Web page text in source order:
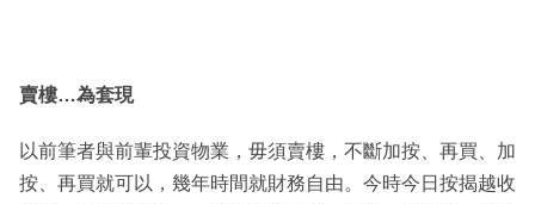
賣樓…為套現
以前筆者與前輩投資物業，毋須賣樓，不斷加按、再買、加
按、再買就可以，幾年時間就財務自由。今時今日按揭越收